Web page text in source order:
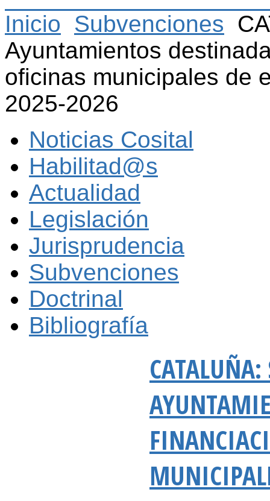
Inicio Subvenciones
Ayuntamientos
oficinas municipales de
2025-2026
Noticias Cosital
Habilitad@s
Actualidad
Legislación
Jurisprudencia
Subvenciones
Doctrinal
Bibliografía
CATALUÑA: